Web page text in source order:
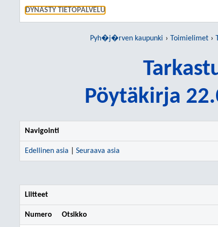
DYNASTY TIETOPALVELU
Pyh�j�rven kaupunki Toimielimet
Pöytäkirja
Navigointi
Edellinen asia Seuraava asia
Liitteet
Numero Otsikko